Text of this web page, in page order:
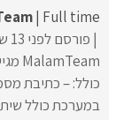
Full time
פורסם לפני 13 שעות
כולל: – כתיבת
במערכת כולל